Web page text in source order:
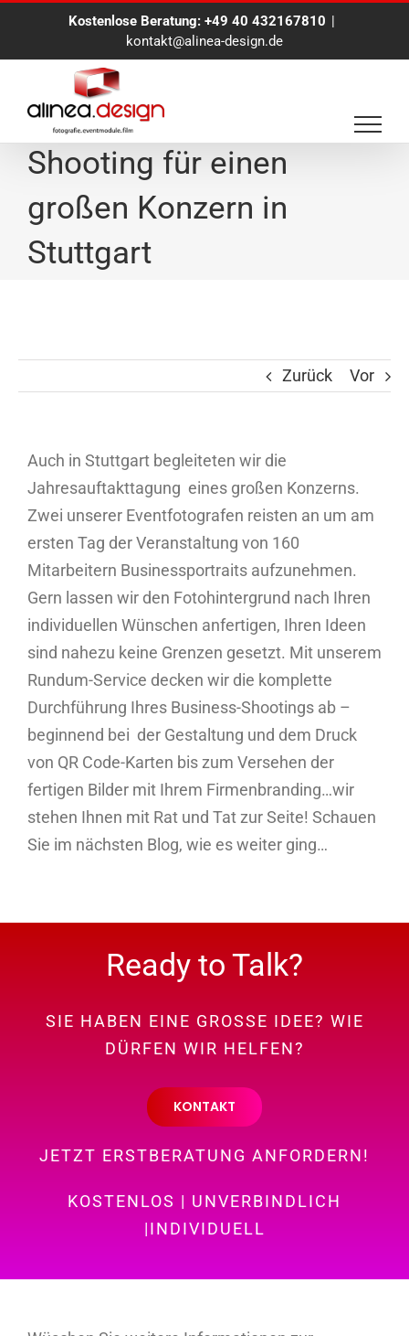
Kostenlose Beratung: +49 40 432167810 |
kontakt@alinea-design.de
Businessportrait-
Shooting für einen
großen Konzern in
Stuttgart
Zurück Vor
Auch in Stuttgart begleiteten wir die
Jahresauftakttagung eines großen Konzerns.
Zwei unserer Eventfotografen reisten an um am
ersten Tag der Veranstaltung von 160
Mitarbeitern Businessportraits aufzunehmen.
Gern lassen wir den Fotohintergrund nach Ihren
individuellen Wünschen anfertigen, Ihren Ideen
sind nahezu keine Grenzen gesetzt. Mit unserem
Rundum-Service decken wir die komplette
Durchführung Ihres Business-Shootings ab –
beginnend bei der Gestaltung und dem Druck
von QR Code-Karten bis zum Versehen der
fertigen Bilder mit Ihrem Firmenbranding…wir
stehen Ihnen mit Rat und Tat zur Seite! Schauen
Sie im nächsten Blog, wie es weiter ging…
Ready to Talk?
SIE HABEN EINE GROSSE IDEE? WIE
DÜRFEN WIR HELFEN?
KONTAKT
JETZT ERSTBERATUNG ANFORDERN!
KOSTENLOS | UNVERBINDLICH
|INDIVIDUELL